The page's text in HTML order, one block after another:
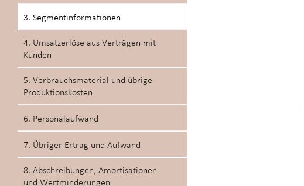
3. Segmentinformationen
4. Umsatzerlöse aus Verträgen mit
Kunden
5. Verbrauchsmaterial und übrige
Produktionskosten
6. Personalaufwand
7. Übriger Ertrag und Aufwand
8. Abschreibungen, Amortisationen
und Wertminderungen